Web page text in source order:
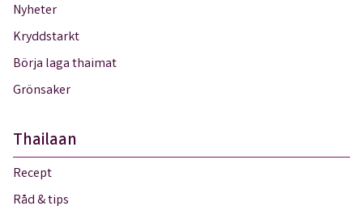
Nyheter
Kryddstarkt
Börja laga thaimat
Grönsaker
Thailaan
Recept
Råd & tips